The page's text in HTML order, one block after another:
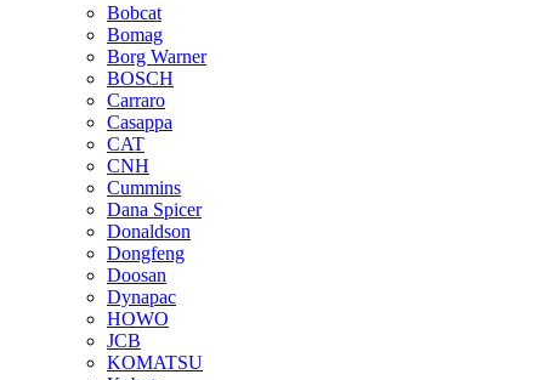
Bobcat
Bomag
Borg Warner
BOSCH
Carraro
Casappa
CAT
CNH
Cummins
Dana Spicer
Donaldson
Dongfeng
Doosan
Dynapac
HOWO
JCB
KOMATSU